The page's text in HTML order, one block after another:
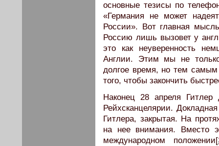
основные тезисы по
«Германия не может
России». Вот главная
Россию лишь вызовет у
это как неуверенность
Англии. Этим мы не
долгое время, но тем
того, чтобы закончить
Наконец 28 апреля
Рейхсканцелярии.
Гитлера, закрытая. На
на нее внимания. Вместо
международном положении[